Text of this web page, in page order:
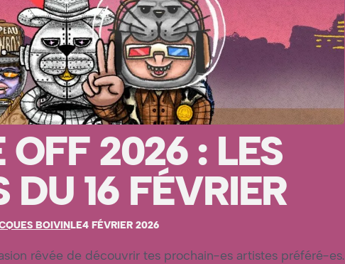
OFF 2026 : LES
DU 16 FÉVRIER
BOIVINLE4 FÉVRIER 2026
rêvée de découvrir tes prochain-es artistes préféré-es.